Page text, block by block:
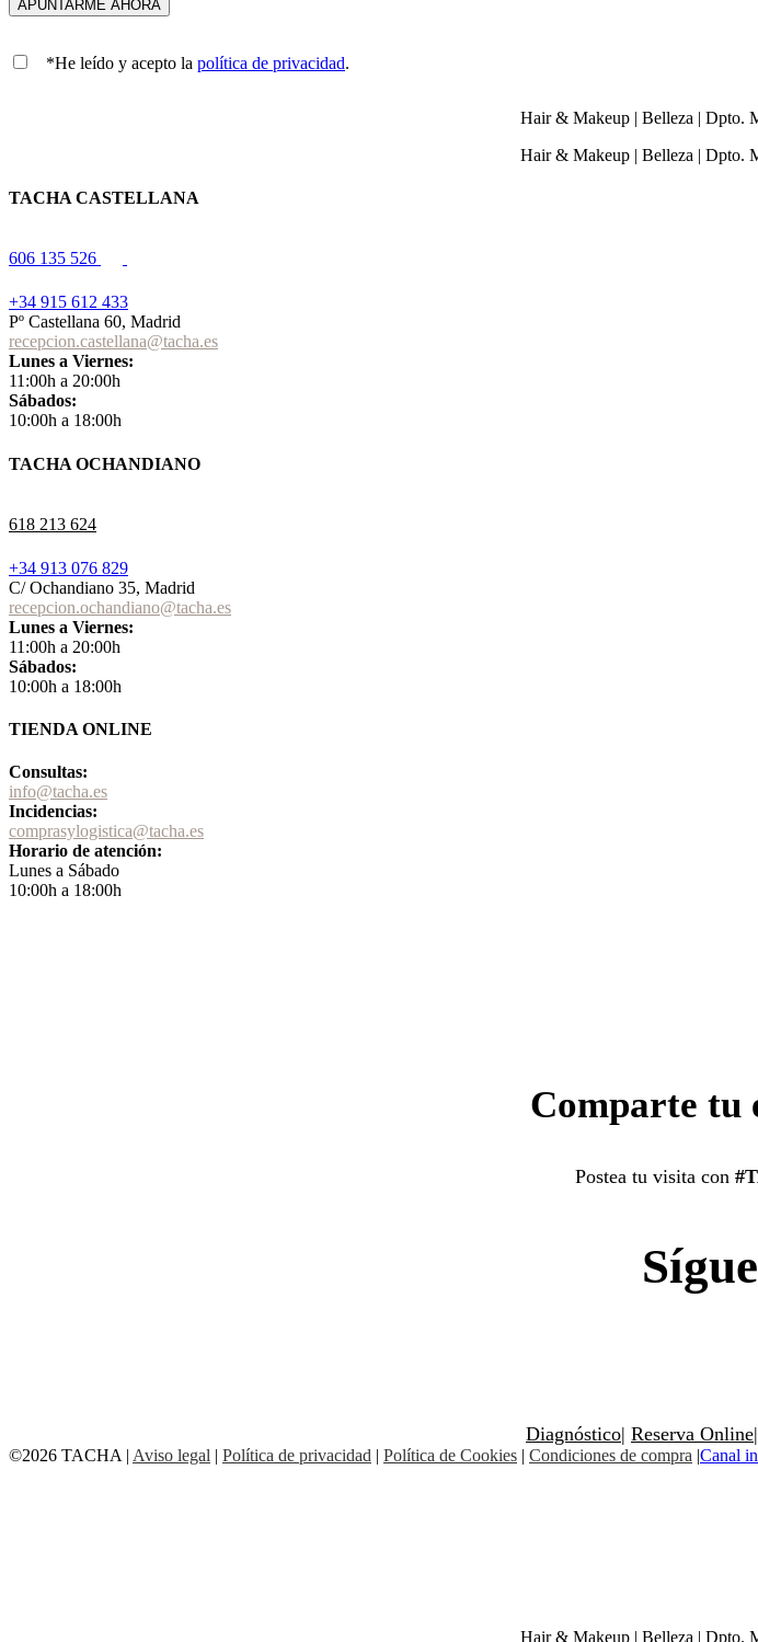
*He leído y acepto la política de privacidad.
Hair & Makeup | Belleza | Dpto.
Hair & Makeup | Belleza | Dpto.
TACHA CASTELLANA
606 135 526
+34 915 612 433
Pº Castellana 60, Madrid
recepcion.castellana@tacha.es
Lunes a Viernes:
11:00h a 20:00h
Sábados:
10:00h a 18:00h
TACHA OCHANDIANO
618 213 624
+34 913 076 829
C/ Ochandiano 35, Madrid
recepcion.ochandiano@tacha.es
Lunes a Viernes:
11:00h a 20:00h
Sábados:
10:00h a 18:00h
TIENDA ONLINE
Consultas:
info@tacha.es
Incidencias:
comprasylogistica@tacha.es
Horario de atención:
Lunes a Sábado
10:00h a 18:00h
Comparte tu
Postea tu visita con
Diagnóstico| Reserva Online|
©2026 TACHA | Aviso legal | Política de privacidad | Política de Cookies | Condiciones de compra |Canal
Hair & Makeup | Belleza | Dpto.